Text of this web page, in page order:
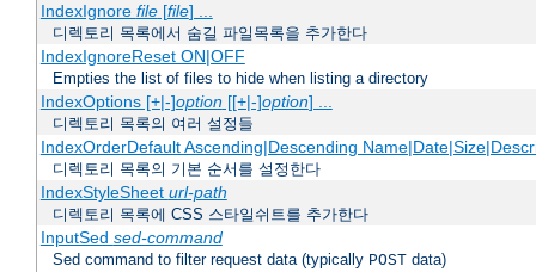
IndexIgnore file[file] ...
디렉토리 목록에서 숨길 파일목록을 추가한다
IndexIgnoreReset ON|OFF
Empties the list of files to hide when listing a directory
IndexOptions [+|-]option[[+|-]option] ...
디렉토리 목록의 여러 설정들
IndexOrderDefault Ascending|Descending
디렉토리 목록의 기본 순서를 설정한다
IndexStyleSheet url-path
디렉토리 목록에 CSS 스타일쉬트를 추가한다
InputSed sed-command
Sed command to filter request data (typically POST data)